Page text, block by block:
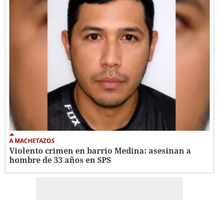
A MACHETAZOS
Violento crimen en barrio Medina: asesinan a
hombre de 33 años en SPS